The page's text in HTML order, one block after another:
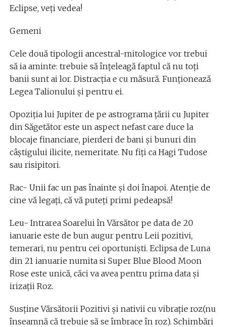
Eclipse, veți vedea!
Gemeni
Cele două tipologii ancestral-mitologice vor trebui
să ia aminte: trebuie să înțeleagă faptul că nu toți
banii sunt ai lor. Distracția e cu măsură. Funționează
Legea Talionului și pentru ei.
Opoziția lui Jupiter de pe astrograma țării cu Jupiter
din Săgetător este un aspect nefast care duce la
blocaje financiare, pierderi de bani și bunuri din
câștigului ilicite, nemeritate. Nu fiți ca Hagi Tudose
sau risipitori.
Rac- Unii fac un pas înainte și doi înapoi. Atenție de
cine vă legați, că vă puteți primi pedeapsă!
Leu- Intrarea Soarelui în Vărsător pe data de 20
ianuarie este de bun augur pentru Leii pozitivi,
temerari, nu pentru cei oportuniști. Eclipsa de Luna
din 21 ianuarie numita si Super Blue Blood Moon
Rose este unică, căci va avea pentru prima data și
irizații Roz.
Susține Vărsătorii Pozitivi și nativii cu vibrație roz(nu
înseamnă că trebuie să se îmbrace în roz). Schimbări